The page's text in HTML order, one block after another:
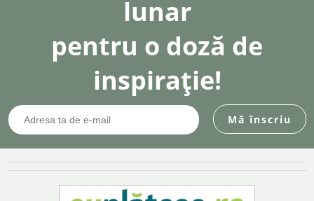
lunar
pentru o doză de
inspirație!